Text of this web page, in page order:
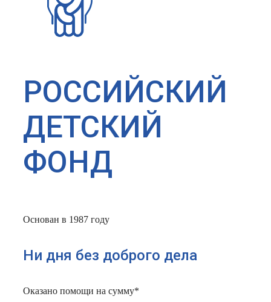
РОССИЙСКИЙ
ДЕТСКИЙ
ФОНД
Основан в 1987 году
Ни дня без доброго дела
Оказано помощи на сумму*